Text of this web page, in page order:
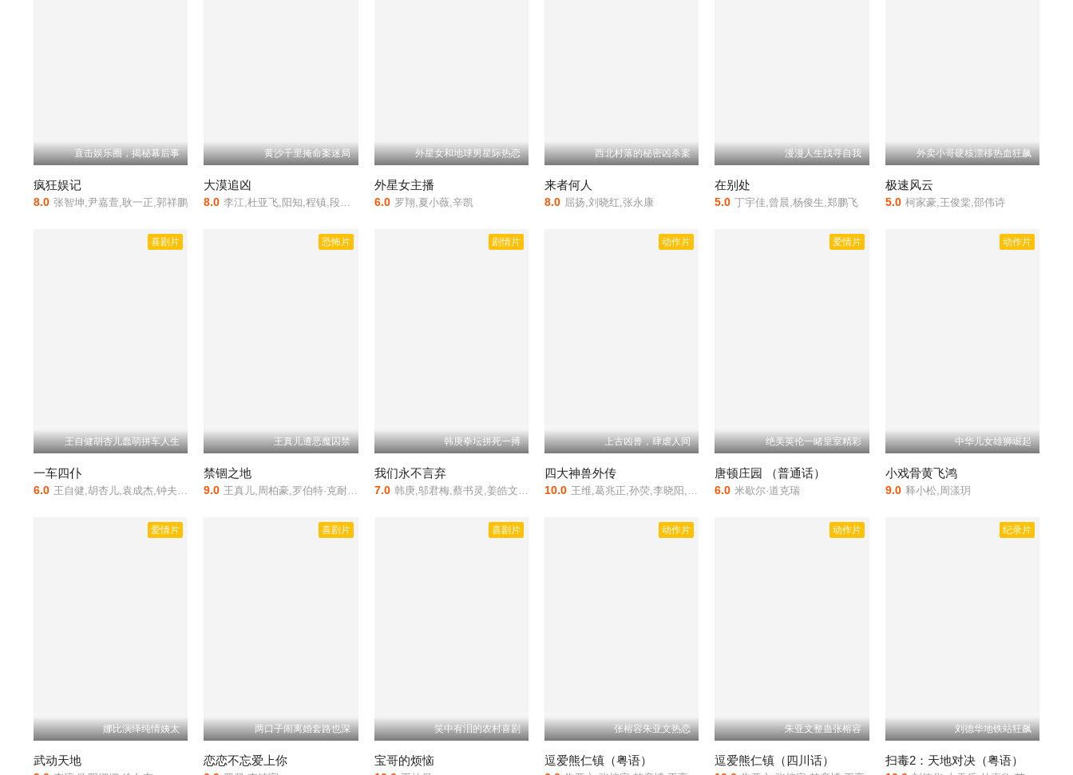
直击娱乐圈，揭秘幕后事
疯狂娱记
8.0 张智坤,尹嘉萱,耿一正,郭祥鹏
黄沙千里掩命案迷局
大漠追凶
8.0 李江,杜亚飞,阳知,程镇,段富超
外星女和地球男星际热恋
外星女主播
6.0 罗翔,夏小薇,辛凯
西北村落的秘密凶杀案
来者何人
8.0 屈扬,刘晓红,张永康
漫漫人生找寻自我
在别处
5.0 丁宇佳,曾晨,杨俊生,郑鹏飞
外卖小哥硬核漂移热血狂飙
极速风云
5.0 柯家豪,王俊棠,邵伟诗
喜剧片
王自健胡杏儿蠢萌拼车人生
一车四仆
6.0 王自健,胡杏儿,袁成杰,钟夫翔,苑琼丹
恐怖片
王真儿遭恶魔囚禁
禁锢之地
9.0 王真儿,周柏豪,罗伯特·克耐普,张丹妮
剧情片
韩庚拳坛拼死一搏
我们永不言弃
7.0 韩庚,邬君梅,蔡书灵,姜皓文,张钧甯
动作片
上古凶兽，肆虐人间
四大神兽外传
10.0 王维,葛兆正,孙荧,李晓阳,王千,吕帅
爱情片
绝美英伦一睹皇室精彩
唐顿庄园 （普通话）
6.0 米歇尔·道克瑞
动作片
中华儿女雄狮崛起
小戏骨黄飞鸿
9.0 释小松,周漾玥
爱情片
娜比演绎纯情姨太
武动天地
喜剧片
两口子闹离婚套路也深
恋恋不忘爱上你
喜剧片
笑中有泪的农村喜剧
宝哥的烦恼
动作片
张榕容朱亚文热恋
逗爱熊仁镇（粤语）
动作片
朱亚文整蛊张榕容
逗爱熊仁镇（四川话）
纪录片
刘德华地铁站狂飙
扫毒2：天地对决（粤语）